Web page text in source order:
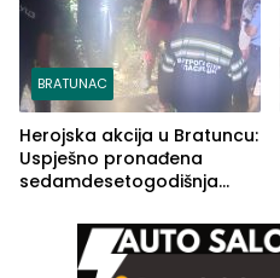
BRATUNAC
Herojska akcija u Bratuncu:
Uspješno pronađena
sedamdesetogodišnja
Kravice.